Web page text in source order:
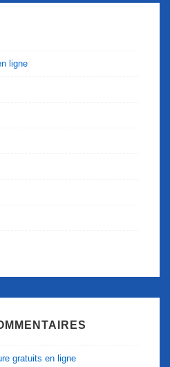
ligne
gratuits en ligne